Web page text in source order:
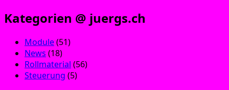
Kategorien @ juergs.ch
Module(51)
News (18)
Rollmaterial (56)
Steuerung (5)